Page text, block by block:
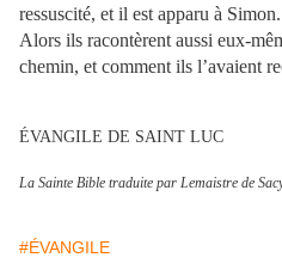
ressuscité, et il est apparu à Simon.
Alors ils racontèrent aussi eux-
chemin, et comment ils l’avaient
ÉVANGILE DE SAINT LUC
La Sainte Bible traduite par Lemaistre de
#ÉVANGILE